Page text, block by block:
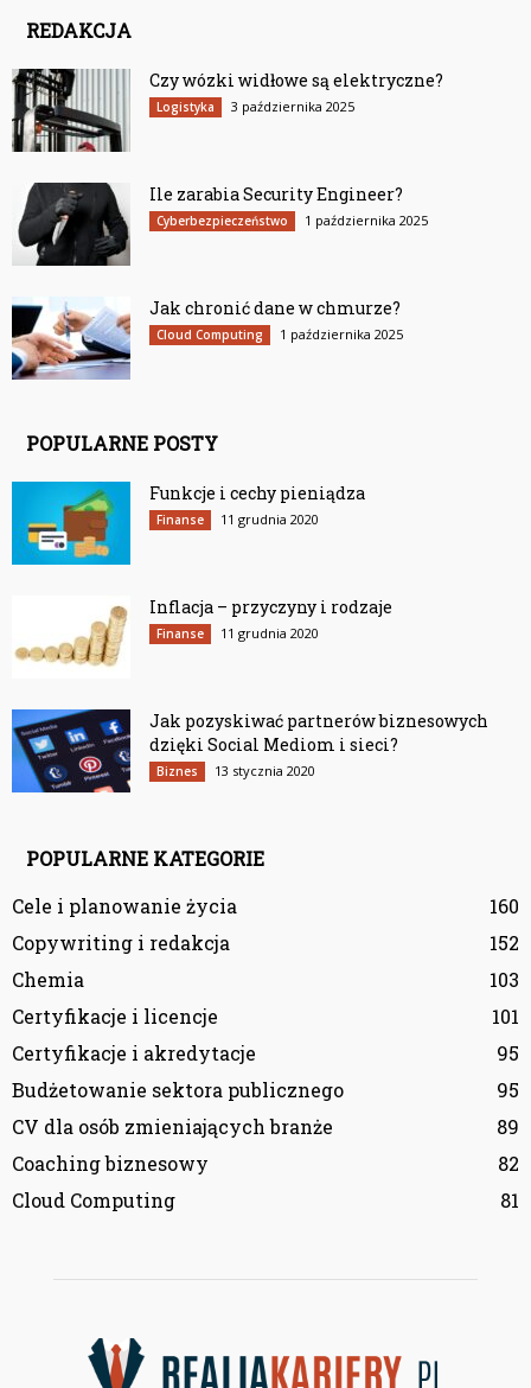
REDAKCJA
Czy wózki widłowe są elektryczne?
Logistyka 3 października 2025
Ile zarabia Security Engineer?
Cyberbezpieczeństwo 1 października 2025
Jak chronić dane w chmurze?
Cloud Computing 1 października 2025
POPULARNE POSTY
Funkcje i cechy pieniądza
Finanse 11 grudnia 2020
Inflacja – przyczyny i rodzaje
Finanse 11 grudnia 2020
Jak pozyskiwać partnerów biznesowych
dzięki Social Mediom i sieci?
Biznes 13 stycznia 2020
POPULARNE KATEGORIE
Cele i planowanie życia
160
Copywriting i redakcja
152
Chemia
103
Certyfikacje i licencje
101
Certyfikacje i akredytacje
95
Budżetowanie sektora publicznego
95
CV dla osób zmieniających branże
89
Coaching biznesowy
82
Cloud Computing
81